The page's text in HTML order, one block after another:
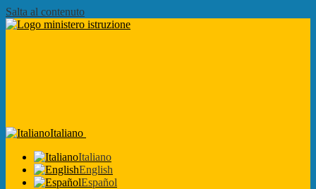
Salta al contenuto
Italiano
Italiano
English
Español